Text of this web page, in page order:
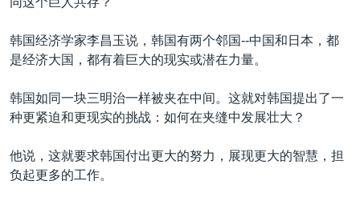
韩国经济学家李昌玉说，韩国有两个邻国--中国和日本，都
是经济大国，都有着巨大的现实或潜在力量。
韩国如同一块三明治一样被夹在中间。这就对韩国提出了一
种更紧迫和更现实的挑战：如何在夹缝中发展壮大？
他说，这就要求韩国付出更大的努力，展现更大的智慧，担
负起更多的工作。